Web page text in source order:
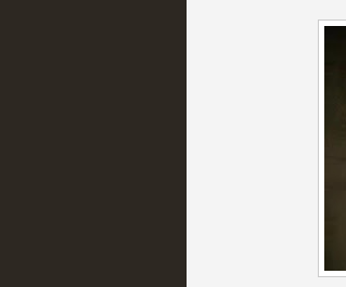
Galería